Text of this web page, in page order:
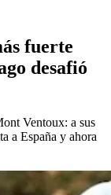
fuerte
desafió
Ventoux: a sus
a España y ahora